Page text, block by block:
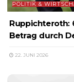
POLITIK &
Betrag durch
22. JUNI 2026